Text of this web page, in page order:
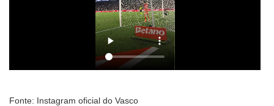
Fonte: Instagram oficial do Vasco